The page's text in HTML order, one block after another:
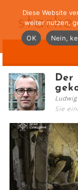
Der
Sie
Diese Website
weiter nutzen,
OK
Nein,